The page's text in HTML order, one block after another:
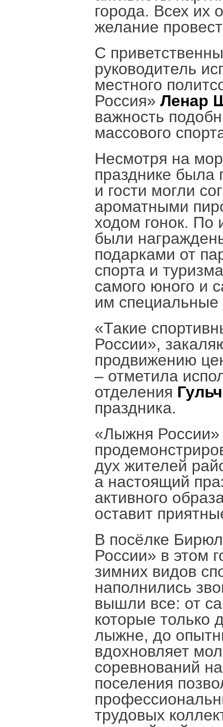
города. Всех их
желание
С
руководитель
местного
Россия» Ленар
важность
массового
Несмотря на
празднике была
и гости могли
ароматными
ходом гонок. По
были
подарками от
спорта и
самого юного и
им специальные
«Такие
России»,
продвижению
– отметила
отделения
праздника.
«Лыжня России»
дух жителей
а настоящий
активного
оставит
В посёлке
России» в этом
зимних видов
наполнились
вышли все: от
которые только
лыжне, до
вдохновляет
соревнований
поселения
трудовых